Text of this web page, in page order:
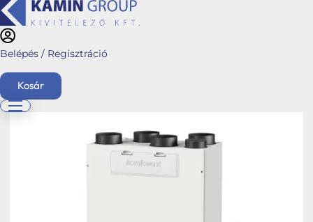
Belépés / Regisztráció
Kosár
berendezések/